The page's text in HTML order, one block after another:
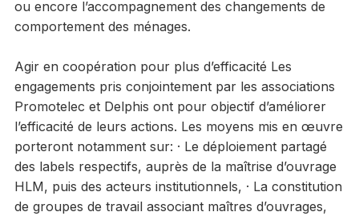
ou encore l’accompagnement des changements de
comportement des ménages.
Agir en coopération pour plus d’efficacité Les
engagements pris conjointement par les associations
Promotelec et Delphis ont pour objectif d’améliorer
l’efficacité de leurs actions. Les moyens mis en œuvre
porteront notamment sur: · Le déploiement partagé
des labels respectifs, auprès de la maîtrise d’ouvrage
HLM, puis des acteurs institutionnels, · La constitution
de groupes de travail associant maîtres d’ouvrages,